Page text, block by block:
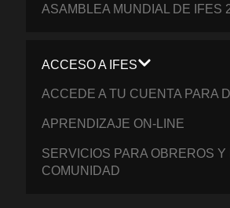
ASAMBLEA MUNDIAL DE IFES
ACCESO A IFES
ACCEDE A TU CUENTA PARA
APRENDIZAJE ON-LINE
SERVICIOS PARA OBREROS Y
COMUNIDAD